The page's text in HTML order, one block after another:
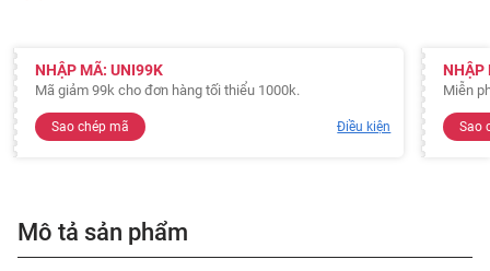
NHẬP MÃ: UNI99K
Mã giảm 99k cho đơn hàng tối thiểu 1000k.
Sao chép mã Điều kiện
NHẬP
Miễn
Sao
Mô tả sản phẩm